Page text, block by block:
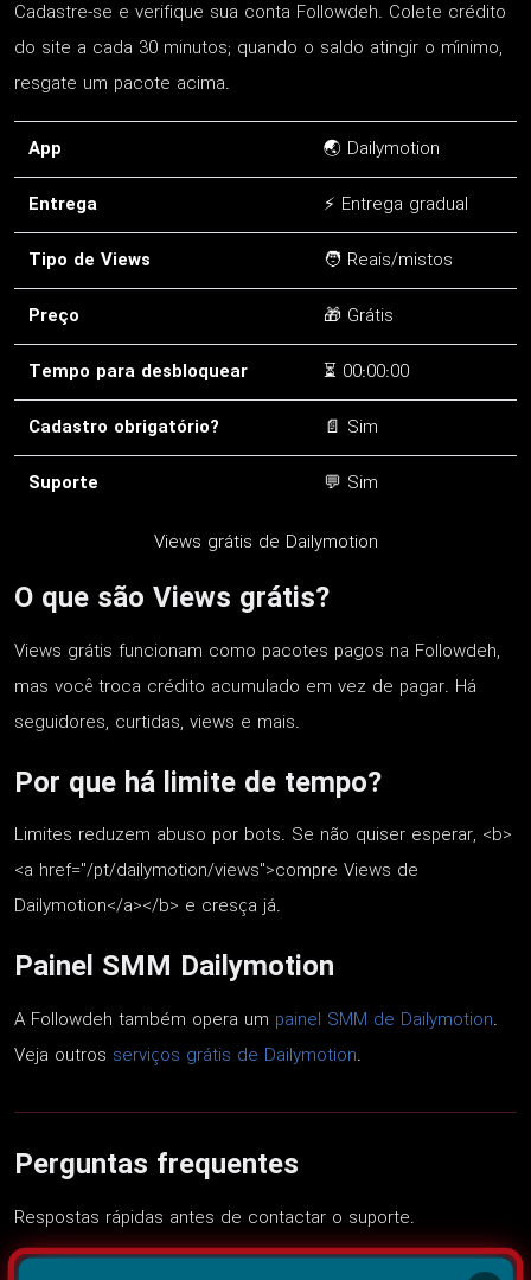
Cadastre-se e verifique sua conta Followdeh. Colete crédito
do site a cada 30 minutos; quando o saldo atingir o mínimo,
resgate um pacote acima.
App
🌏 Dailymotion
Entrega
⚡ Entrega gradual
Tipo de Views
🧑 Reais/mistos
Preço
🎁 Grátis
Tempo para desbloquear
⏳ 00:00:00
Cadastro obrigatório?
📄 Sim
Suporte
💬 Sim
Views grátis de Dailymotion
O que são Views grátis?
Views grátis funcionam como pacotes pagos na Followdeh,
mas você troca crédito acumulado em vez de pagar. Há
seguidores, curtidas, views e mais.
Por que há limite de tempo?
Limites reduzem abuso por bots. Se não quiser esperar, <b>
<a href="/pt/dailymotion/views">compre Views de
Dailymotion</a></b> e cresça já.
Painel SMM Dailymotion
A Followdeh também opera um painel SMM de Dailymotion.
Veja outros serviços grátis de Dailymotion.
Perguntas frequentes
Respostas rápidas antes de contactar o suporte.